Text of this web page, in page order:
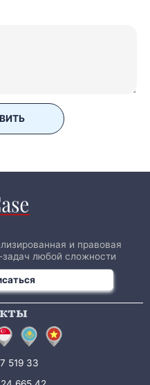
и правовая
любой сложности
519 33